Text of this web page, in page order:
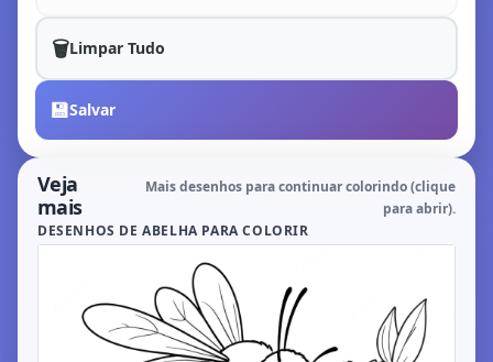
🗑️Limpar Tudo
💾Salvar
Veja
mais
Mais desenhos para continuar colorindo (clique
para abrir).
DESENHOS DE ABELHA PARA COLORIR